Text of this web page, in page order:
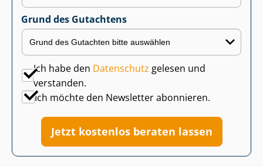
Grund des Gutachtens
Ich habe den Datenschutz gelesen und
verstanden.
Ich möchte den Newsletter abonnieren.
Jetzt kostenlos beraten lassen